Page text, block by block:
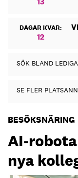
DAGAR KVAR:
12
SÖK BLAND
SE FLER
BESÖKSNÄRING
AI-
nya